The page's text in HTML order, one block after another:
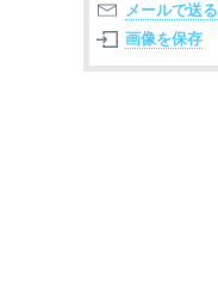
メールで送る
画像を保存